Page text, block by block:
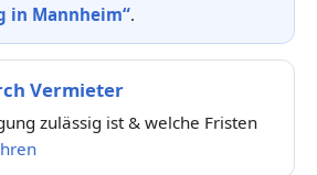
in Mannheim“.
Vermieter
zulässig ist & welche Fristen